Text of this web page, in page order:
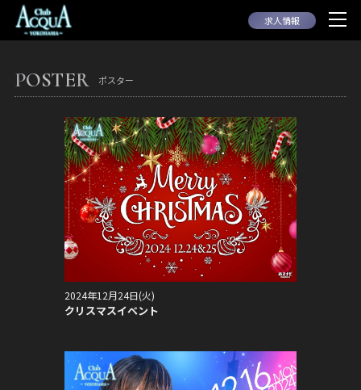
求人情報
POSTER ポスター
2024年12月24日(火)
クリスマスイベント